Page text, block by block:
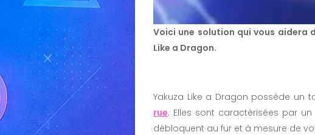
Voici une solution qui vous aidera
Like a Dragon.
Yakuza Like a Dragon possède un
rue. Elles sont caractérisées par
débloquent au fur et à mesure de